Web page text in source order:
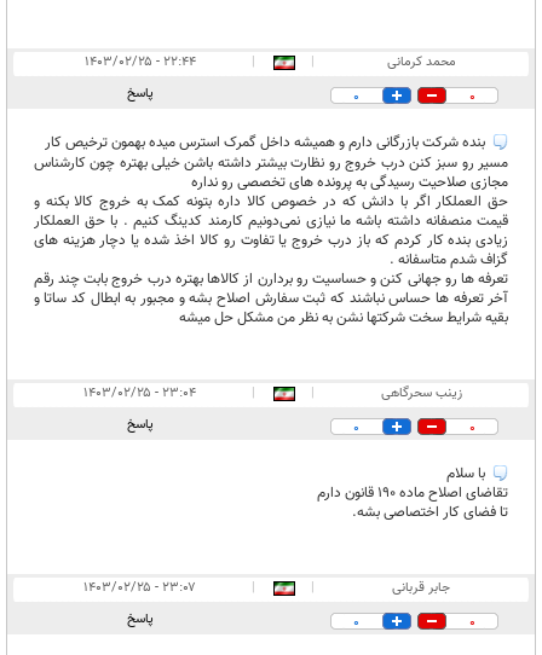
محمد کرمانی |
|
۲۲:۴۴ - ۱۴۰۳/۰۲/۲۵
0
0 پاسخ
بنده شرکت بازرگانی دارم و همیشه داخل گمرک استرس میده بهمون ترخیص کار
مسیر رو سبز کنن درب خروج رو نظارت بیشتر داشته باشن خیلی بهتره چون کارشناس
مجازی صلاحیت رسیدگی به پرونده های تخصصی رو نداره ‌
حق العملکار اگر با دانش که در خصوص کالا داره بتونه کمک به خروج کالا بکنه و
قیمت منصفانه داشته باشه ما نیازی نمی‌دونیم کارمند کدینگ کنیم . با حق العملکار
زیادی بنده کار کردم که باز درب خروج یا تفاوت رو کالا اخذ شده یا دچار هزینه های
گزاف شدم متاسفانه .
تعرفه ها رو جهانی کنن و حساسیت رو بردارن از کالاها بهتره درب خروج بابت چند رقم
آخر تعرفه ها حساس نباشند که ثبت سفارش اصلاح بشه و مجبور به ابطال کد ساتا و
بقیه شرایط سخت شرکتها نشن به نظر من مشکل حل میشه
زینب سحرگاهی |
|
۲۳:۰۴ - ۱۴۰۳/۰۲/۲۵
0
0 پاسخ
با سلام
تقاضای اصلاح ماده ۱۹۰ قانون دارم
تا فضای کار اختصاصی بشه.
جابر قربانی |
|
۲۳:۰۷ - ۱۴۰۳/۰۲/۲۵
0
0 پاسخ